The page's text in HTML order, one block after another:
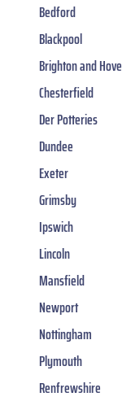
Bedford
Blackpool
Brighton and Hove
Chesterfield
Der Potteries
Dundee
Exeter
Grimsby
Ipswich
Lincoln
Mansfield
Newport
Nottingham
Plymouth
Renfrewshire